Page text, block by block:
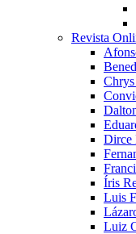
Revista
Dirce
Íris
Luis
Luiz